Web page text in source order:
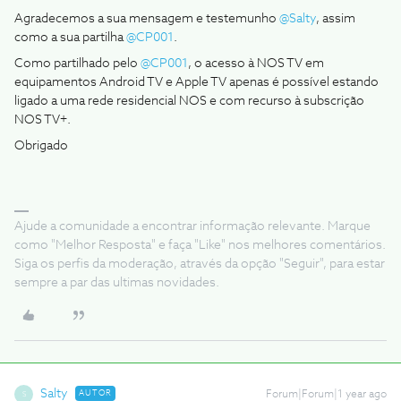
Agradecemos a sua mensagem e testemunho ​ @Salty, assim
como a sua partilha ​@CP001 .
Como partilhado pelo ​ @CP001 , o acesso à NOS TV em
equipamentos Android TV e Apple TV apenas é possível estando
ligado a uma rede residencial NOS e com recurso à subscrição
NOS TV+.
Obrigado
Ajude a comunidade a encontrar informação relevante. Marque
como "Melhor Resposta" e faça "Like" nos melhores comentários.
Siga os perfis da moderação, através da opção "Seguir", para estar
sempre a par das ultimas novidades.
S Salty AUTOR Forum|Forum|1 year ago